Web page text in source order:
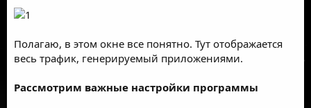
Полагаю, в этом окне все понятно. Тут отображается
весь трафик, генерируемый приложениями.
Рассмотрим важные настройки программы